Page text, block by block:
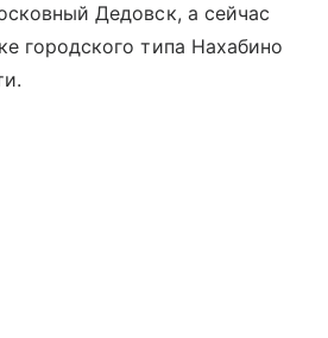
Дедовск, а сейчас
городского типа Нахабино